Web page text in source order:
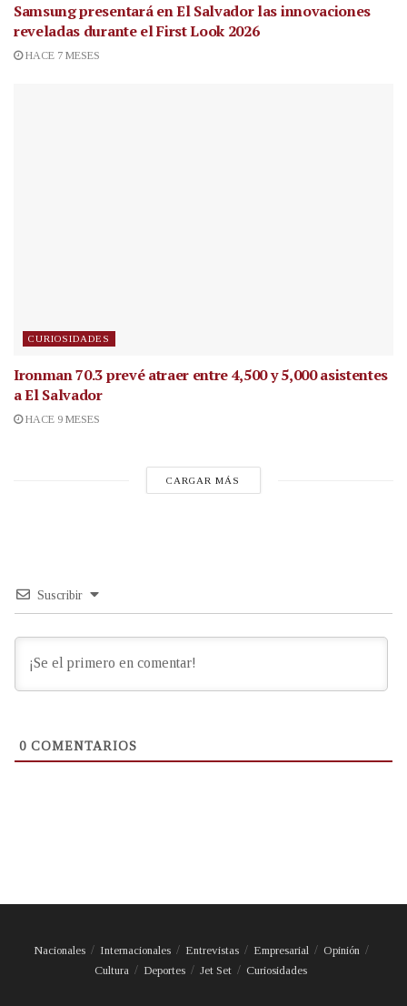
Samsung presentará en El Salvador las innovaciones
reveladas durante el First Look 2026
HACE 7 MESES
CURIOSIDADES
Ironman 70.3 prevé atraer entre 4,500 y 5,000 asistentes
a El Salvador
HACE 9 MESES
CARGAR MÁS
Suscribir
0 COMENTARIOS
Nacionales Internacionales Entrevistas Empresarial
Opinión
Cultura
Deportes Jet Set Curiosidades